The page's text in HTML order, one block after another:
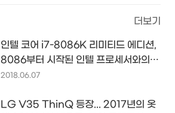
더보기
인텔 코어 i7-8086K 리미티드 에디션,
8086부터 시작된 인텔 프로세서와의
40년을 기념한 한정판 CPU
2018.06.07
LG V35 ThinQ 등장... 2017년의 옷